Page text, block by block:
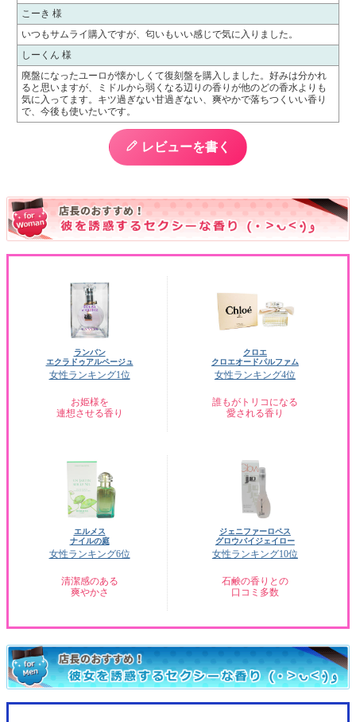
こーき 様
いつもサムライ購入ですが、匂いもいい感じで気に入りました。
しーくん 様
廃盤になったユーロが懐かしくて復刻盤を購入しました。好みは分かれ
ると思いますが、ミドルから弱くなる辺りの香りが他のどの香水よりも
気に入ってます。キツ過ぎない甘過ぎない、爽やかで落ちつくいい香り
で、今後も使いたいです。
レビューを書く
ランバン
エクラドゥアルページュ
女性ランキング1位
お姫様を
連想させる香り
クロエ
クロエオードパルファム
女性ランキング4位
誰もがトリコになる
愛される香り
エルメス
ナイルの庭
女性ランキング6位
清潔感のある
爽やかさ
ジェニファーロペス
グロウバイジェイロー
女性ランキング10位
石鹸の香りとの
口コミ多数